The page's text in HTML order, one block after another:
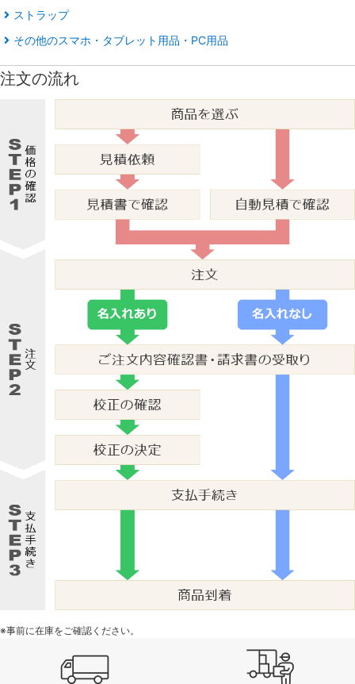
ストラップ
その他のスマホ・タブレット用品・PC用品
注文の流れ
※事前に在庫をご確認ください。